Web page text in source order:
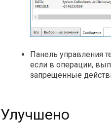
Панель управления
если в операции,
запрещенные
Улучшено